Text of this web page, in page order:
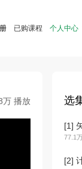
已购课程 个人中心
万 播放 选
[1]
77.1
[2]